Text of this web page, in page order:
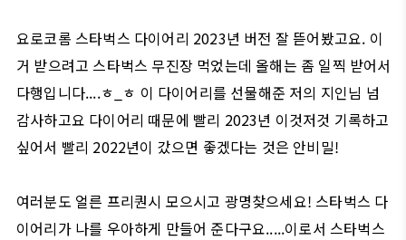
요로코롬 스타벅스 다이어리 2023년 버전 잘 뜯어봤고요. 이
거 받으려고 스타벅스 무진장 먹었는데 올해는 좀 일찍 받어서
다행입니다....ㅎ_ㅎ 이 다이어리를 선물해준 저의 지인님 넘
감사하고요 다이어리 때문에 빨리 2023년 이것저것 기록하고
싶어서 빨리 2022년이 갔으면 좋겠다는 것은 안비밀!
여러분도 얼른 프리퀀시 모으시고 광명찾으세요! 스타벅스 다
이어리가 나를 우아하게 만들어 준다구요.....이로서 스타벅스